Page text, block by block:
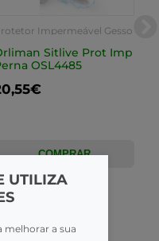
Impermeável Gesso
Sitlive Prot Imp
OSL4485
COMPRAR
UTILIZA
melhorar a sua